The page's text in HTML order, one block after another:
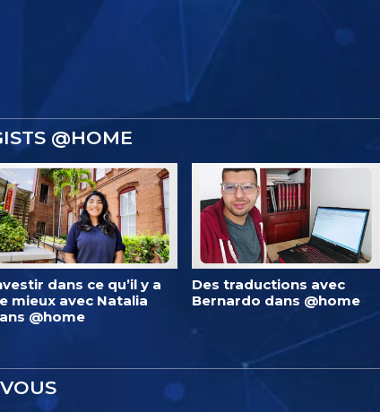
@HOME
dans ce qu’il y a
mieux avec Natalia
@home
Des traductions avec
Bernardo dans @home